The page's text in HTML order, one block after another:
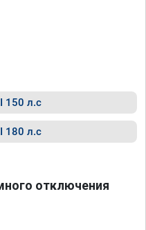
150 л.с
180 л.с
отключения